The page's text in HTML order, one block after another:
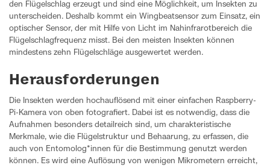
den Flügelschlag erzeugt und sind eine Möglichkeit, um Insekten zu
unterscheiden. Deshalb kommt ein Wingbeatsensor zum Einsatz, ein
optischer Sensor, der mit Hilfe von Licht im Nahinfrarotbereich die
Flügelschlagfrequenz misst. Bei den meisten Insekten können
mindestens zehn Flügelschläge ausgewertet werden.
Herausforderungen
Die Insekten werden hochauflösend mit einer einfachen Raspberry-
Pi-Kamera von oben fotografiert. Dabei ist es notwendig, dass die
Aufnahmen besonders detailreich sind, um charakteristische
Merkmale, wie die Flügelstruktur und Behaarung, zu erfassen, die
auch von Entomolog*innen für die Bestimmung genutzt werden
können. Es wird eine Auflösung von wenigen Mikrometern erreicht,